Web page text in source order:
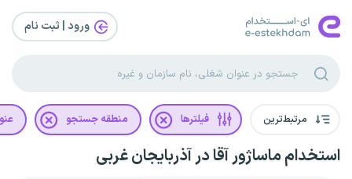
ورود | ثبت‌ نام
مرتبط‌ترین فیلترها منطقه جستجو
استخدام ماساژور آقا در آذربایجان غربی